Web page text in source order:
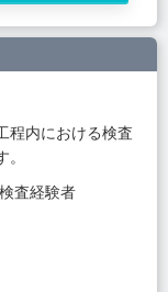
程内における検査
査経験者